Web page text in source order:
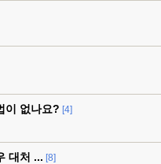
이 없나요? [4]
대처 ... [8]